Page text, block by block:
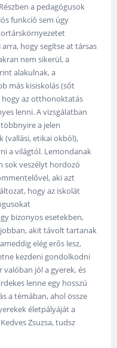
a pedagógusok
funkció sem úgy
hogy segítse at társas
nem sikerül, a
alakulnak, a
más kisiskolás (sőt
hogy az otthonoktatás
lenni. A vizsgálatban
a jelen
(vallási, etikai okból),
a világtól. Lemondanak
sok veszélyt hordozó
aki azt
hogy az iskolát
bizonyos esetekben,
akit távolt tartanak
elég erős lesz,
kezdeni gondolkodni
jól a gyerek, és
lenne egy hosszú
a témában, ahol össze
életpályáját a
Zsuzsa, tudsz